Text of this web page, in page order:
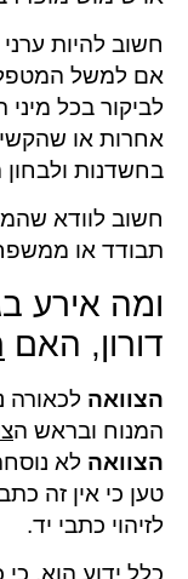
חשוב להיות
אם למשל
לביקור בכל
אחרות או
בחשדנות
חשוב לוודא
תבודד או
ומה אירע
דורון, האם
הצוואה לכאורה
המנוח ובראש ה
הצוואה לא
טען כי אין זה
לזיהוי כתבי יד.
כלל ידוע הוא, כי